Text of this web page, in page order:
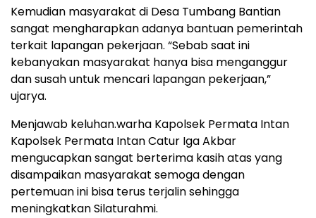
Kemudian masyarakat di Desa Tumbang Bantian
sangat mengharapkan adanya bantuan pemerintah
terkait lapangan pekerjaan. “Sebab saat ini
kebanyakan masyarakat hanya bisa menganggur
dan susah untuk mencari lapangan pekerjaan,”
ujarya.
Menjawab keluhan.warha Kapolsek Permata Intan
Kapolsek Permata Intan Catur Iga Akbar
mengucapkan sangat berterima kasih atas yang
disampaikan masyarakat semoga dengan
pertemuan ini bisa terus terjalin sehingga
meningkatkan Silaturahmi.